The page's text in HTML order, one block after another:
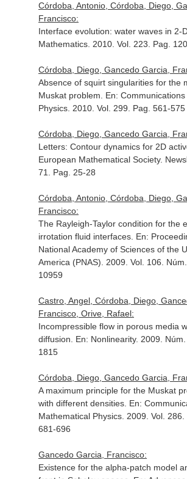
Córdoba, Antonio, Córdoba, Diego,
Francisco:
Interface evolution: water waves in 2-
Mathematics. 2010. Vol. 223. Pag.
Córdoba, Diego, Gancedo Garcia,
Absence of squirt singularities for the
Muskat problem. En:
Physics. 2010. Vol. 299. Pag. 561-575
Córdoba, Diego, Gancedo Garcia,
Letters: Contour dynamics for 2D
European Mathematical Society.
71. Pag. 25-28
Córdoba, Antonio, Córdoba, Diego,
Francisco:
The Rayleigh-Taylor condition for the
irrotation fluid interfaces. En:
National Academy of Sciences of the
America (PNAS) . 2009. Vol. 106.
10959
Castro, Angel, Córdoba, Diego,
Francisco, Orive, Rafael:
Incompressible flow in porous media
diffusion. En: Nonlinearity. 2009.
1815
Córdoba, Diego, Gancedo Garcia,
A maximum principle for the Muskat
with different densities. En:
Mathematical Physics. 2009. Vol. 286.
681-696
Gancedo Garcia, Francisco:
Existence for the alpha-patch model